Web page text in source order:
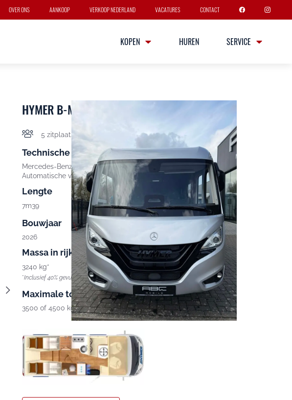
OVER ONS AANKOOP VERKOOP NEDERLAND VACATURES CONTACT
KOPEN HUREN SERVICE
HYMER B-MC I 680
5 zitplaatsen 5 slaapplaatsen
Technische gegevens
Mercedes-Benz Sprinter 417 CDI 170 PK
Automatische versnellingsbak
Lengte
7m39
Breedte
2m29 2m96
Bouwjaar
2026
Massa in rijklare toestand
3240 kg*
*Inclusief 40% gevulde brandstoftank
Maximale toegelaten massa
3500 of 4500 kg